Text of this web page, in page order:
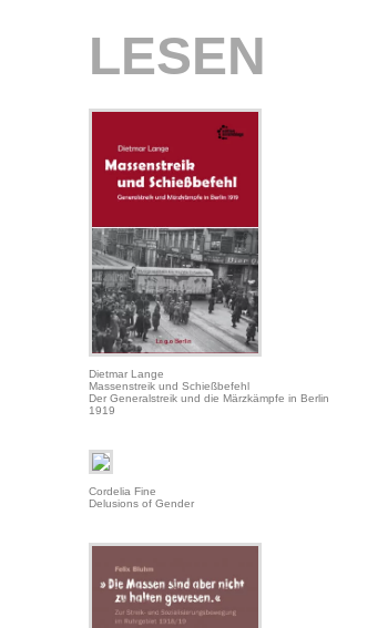
LESEN
Dietmar Lange
Massenstreik und Schießbefehl
Der Generalstreik und die Märzkämpfe in Berlin
1919
Cordelia Fine
Delusions of Gender